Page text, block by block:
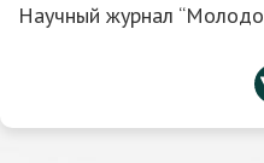
Научный журнал